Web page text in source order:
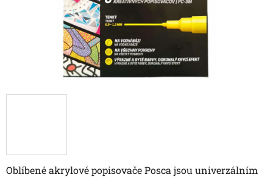
Oblíbené akrylové popisovače Posca jsou univerzálním